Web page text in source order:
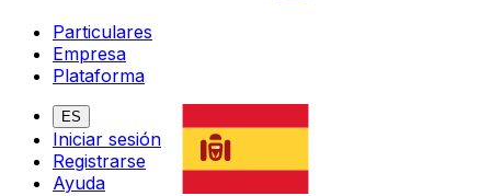
Particulares
Empresa
Plataforma
ES
Iniciar sesión
Registrarse
Ayuda